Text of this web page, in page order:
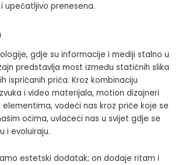
upečatljivo prenesena.
gdje su informacije i mediji stalno u
predstavlja most između statičnih slika
ispričanih priča. Kroz kombinaciju
i video materijala, motion dizajneri
elementima, vodeći nas kroz priče koje se
očima, uvlačeći nas u svijet gdje se
i evoluiraju.
estetski dodatak; on dodaje ritam i